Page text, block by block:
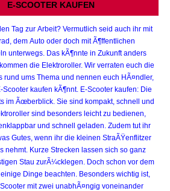
E-SCOOTER KAUFEN
Tag zur Arbeit? Vermutlich seid auch ihr mit
dem Auto oder doch mit Ã¶ffentlichen
unterwegs. Das kÃ¶nnte in Zukunft anders
die Elektroroller. Wir verraten euch die
rund ums Thema und nennen euch HÃ¤ndler,
kaufen kÃ¶nnt. E-Scooter kaufen: Die
im Ãœberblick. Sie sind kompakt, schnell und
sind besonders leicht zu bedienen,
und schnell geladen. Zudem tut ihr
Gutes, wenn ihr die kleinen StraÃŸenflitzer
nehmt. Kurze Strecken lassen sich so ganz
Stau zurÃ¼cklegen. Doch schon vor dem
Dinge beachten. Besonders wichtig ist,
mit zwei unabhÃ¤ngig voneinander